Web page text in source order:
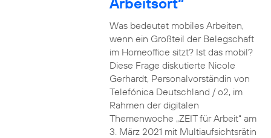
Was bedeutet mobiles Arbeiten,
wenn ein Großteil der Belegschaft
im Homeoffice sitzt? Ist das mobil?
Diese Frage diskutierte Nicole
Gerhardt, Personalvorständin von
Telefónica Deutschland / o2, im
Rahmen der digitalen
Themenwoche „ZEIT für Arbeit“ am
3. März 2021 mit Multiaufsichtsrätin